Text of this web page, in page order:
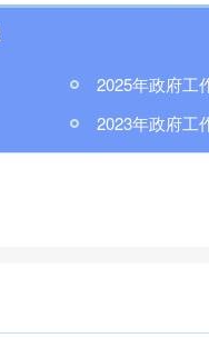
2025年政府工
2023年政府工